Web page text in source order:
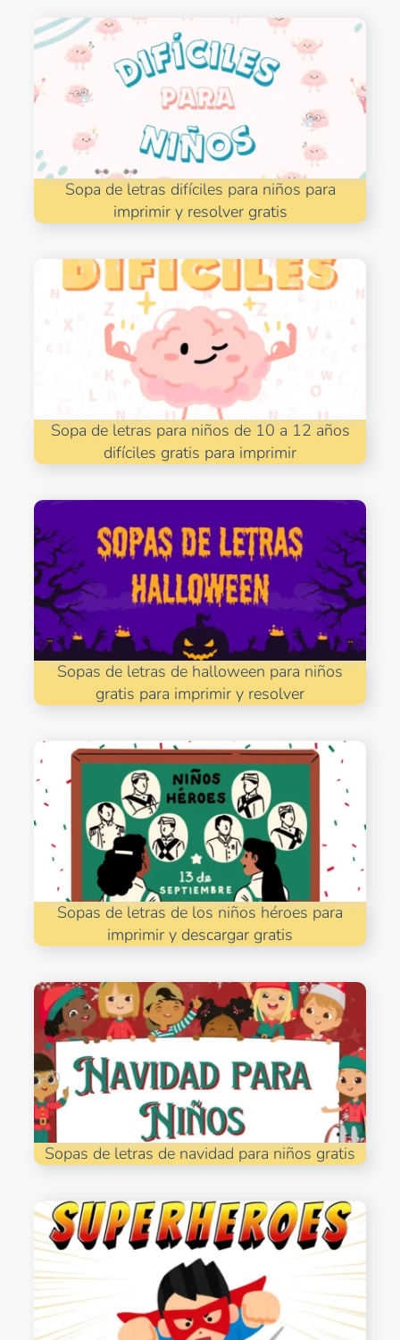
Sopa de letras difíciles para niños para
imprimir y resolver gratis
Sopa de letras para niños de 10 a 12 años
difíciles gratis para imprimir
Sopas de letras de halloween para niños
gratis para imprimir y resolver
Sopas de letras de los niños héroes para
imprimir y descargar gratis
Sopas de letras de navidad para niños gratis